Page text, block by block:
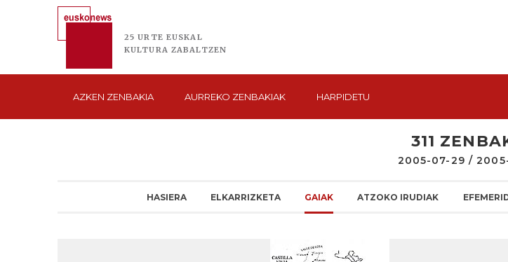
25 URTE EUSKAL
KULTURA ZABALTZEN
AZKEN ZENBAKIA AURREKO ZENBAKIAK HARPIDETU
311
2005-07-29 /
HASIERA ELKARRIZKETA GAIAK ATZOKO IRUDIAK